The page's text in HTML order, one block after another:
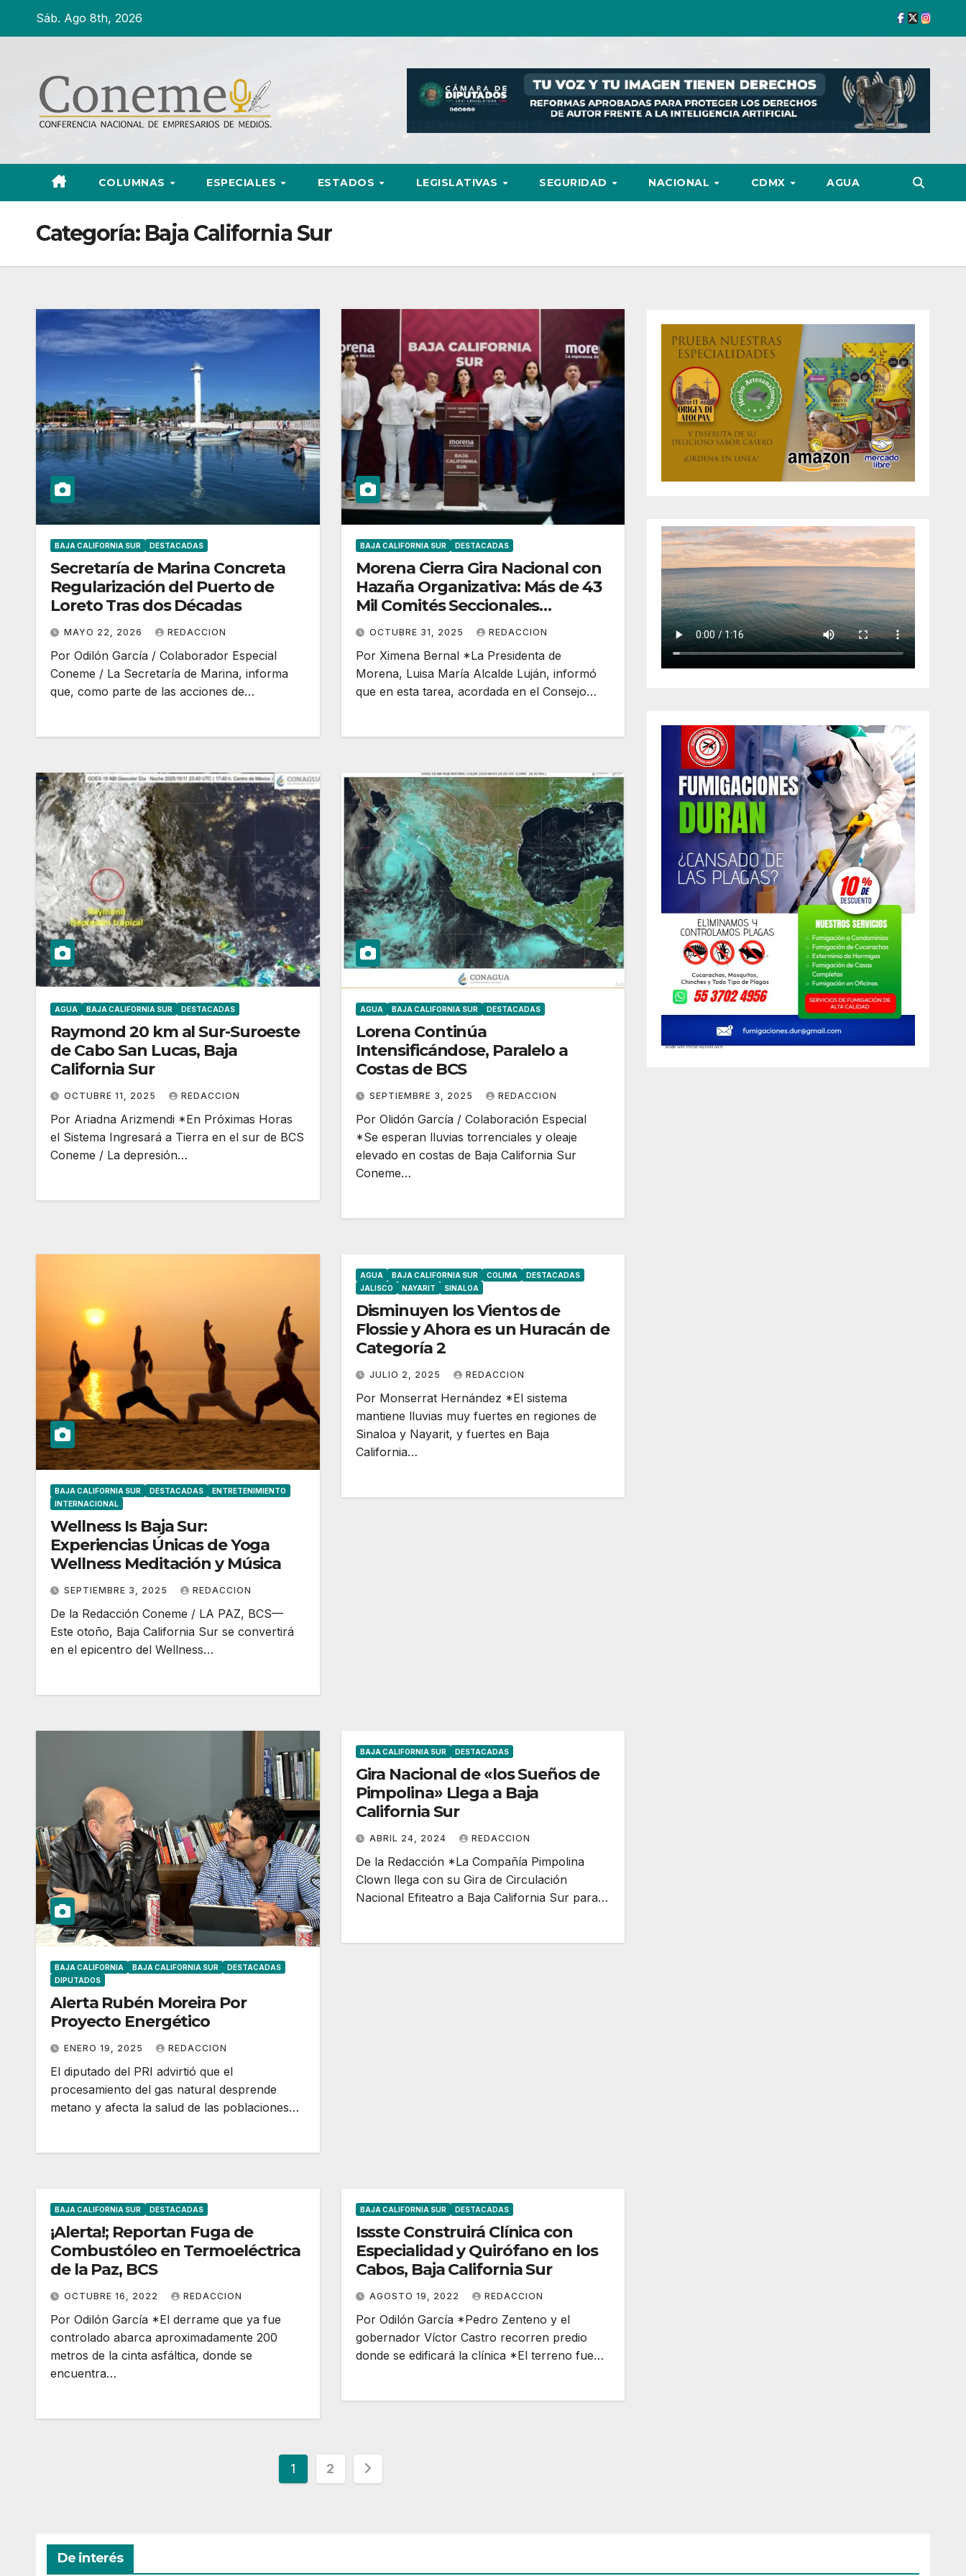
Sáb. Ago 8th, 2026
COLUMNAS ESPECIALES ESTADOS LEGISLATIVAS SEGURIDAD NACIONAL CDMX AGUA
Categoría: Baja California Sur
BAJA CALIFORNIA SUR DESTACADAS
Secretaría de Marina Concreta
Regularización del Puerto de
Loreto Tras dos Décadas
MAYO 22, 2026 REDACCION
Por Odilón García / Colaborador Especial
Coneme / La Secretaría de Marina, informa
que, como parte de las acciones de…
BAJA CALIFORNIA SUR DESTACADAS
Morena Cierra Gira Nacional con
Hazaña Organizativa: Más de 43
Mil Comités Seccionales
Constituidos
OCTUBRE 31, 2025 REDACCION
Por Ximena Bernal *La Presidenta de
Morena, Luisa María Alcalde Luján, informó
que en esta tarea, acordada en el Consejo…
AGUA BAJA CALIFORNIA SUR DESTACADAS
Raymond 20 km al Sur-Suroeste
de Cabo San Lucas, Baja
California Sur
OCTUBRE 11, 2025 REDACCION
Por Ariadna Arizmendi *En Próximas Horas
el Sistema Ingresará a Tierra en el sur de BCS
Coneme / La depresión…
AGUA BAJA CALIFORNIA SUR DESTACADAS
Lorena Continúa
Intensificándose, Paralelo a
Costas de BCS
SEPTIEMBRE 3, 2025 REDACCION
Por Olidón García / Colaboración Especial
*Se esperan lluvias torrenciales y oleaje
elevado en costas de Baja California Sur
Coneme…
BAJA CALIFORNIA SUR DESTACADAS
ENTRETENIMIENTO
INTERNACIONAL
Wellness Is Baja Sur:
Experiencias Únicas de Yoga
Wellness Meditación y Música
SEPTIEMBRE 3, 2025 REDACCION
De la Redacción Coneme / LA PAZ, BCS—
Este otoño, Baja California Sur se convertirá
en el epicentro del Wellness…
AGUA BAJA CALIFORNIA SUR COLIMA
DESTACADAS
JALISCO
NAYARIT SINALOA
Disminuyen los Vientos de
Flossie y Ahora es un Huracán de
Categoría 2
JULIO 2, 2025 REDACCION
Por Monserrat Hernández *El sistema
mantiene lluvias muy fuertes en regiones de
Sinaloa y Nayarit, y fuertes en Baja
California…
BAJA CALIFORNIA BAJA CALIFORNIA SUR
DESTACADAS
DIPUTADOS
Alerta Rubén Moreira Por
Proyecto Energético
ENERO 19, 2025 REDACCION
El diputado del PRI advirtió que el
procesamiento del gas natural desprende
metano y afecta la salud de las poblaciones…
BAJA CALIFORNIA SUR DESTACADAS
Gira Nacional de «los Sueños de
Pimpolina» Llega a Baja
California Sur
ABRIL 24, 2024 REDACCION
De la Redacción *La Compañía Pimpolina
Clown llega con su Gira de Circulación
Nacional Efiteatro a Baja California Sur para…
BAJA CALIFORNIA SUR DESTACADAS
¡Alerta!; Reportan Fuga de
Combustóleo en Termoeléctrica
de la Paz, BCS
OCTUBRE 16, 2022 REDACCION
Por Odilón García *El derrame que ya fue
controlado abarca aproximadamente 200
metros de la cinta asfáltica, donde se
encuentra…
BAJA CALIFORNIA SUR DESTACADAS
Issste Construirá Clínica con
Especialidad y Quirófano en los
Cabos, Baja California Sur
AGOSTO 19, 2022 REDACCION
Por Odilón García *Pedro Zenteno y el
gobernador Víctor Castro recorren predio
donde se edificará la clínica *El terreno fue…
Paginación
1 2
De interés